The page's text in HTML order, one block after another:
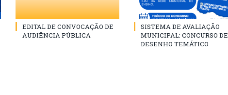
EDITAL DE CONVOCAÇÃO DE
AUDIÊNCIA PÚBLICA
SISTEMA DE AVALIAÇÃO
MUNICIPAL: CONCURSO DE
DESENHO TEMÁTICO